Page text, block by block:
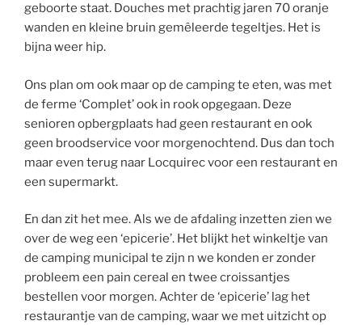
geboorte staat. Douches met prachtig jaren 70 oranje
wanden en kleine bruin gemêleerde tegeltjes. Het is
bijna weer hip.
Ons plan om ook maar op de camping te eten, was met
de ferme ‘Complet’ ook in rook opgegaan. Deze
senioren opbergplaats had geen restaurant en ook
geen broodservice voor morgenochtend. Dus dan toch
maar even terug naar Locquirec voor een restaurant en
een supermarkt.
En dan zit het mee. Als we de afdaling inzetten zien we
over de weg een ‘epicerie’. Het blijkt het winkeltje van
de camping municipal te zijn n we konden er zonder
probleem een pain cereal en twee croissantjes
bestellen voor morgen. Achter de ‘epicerie’ lag het
restaurantje van de camping, waar we met uitzicht op